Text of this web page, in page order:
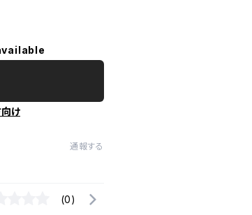
け
通報する
(0)